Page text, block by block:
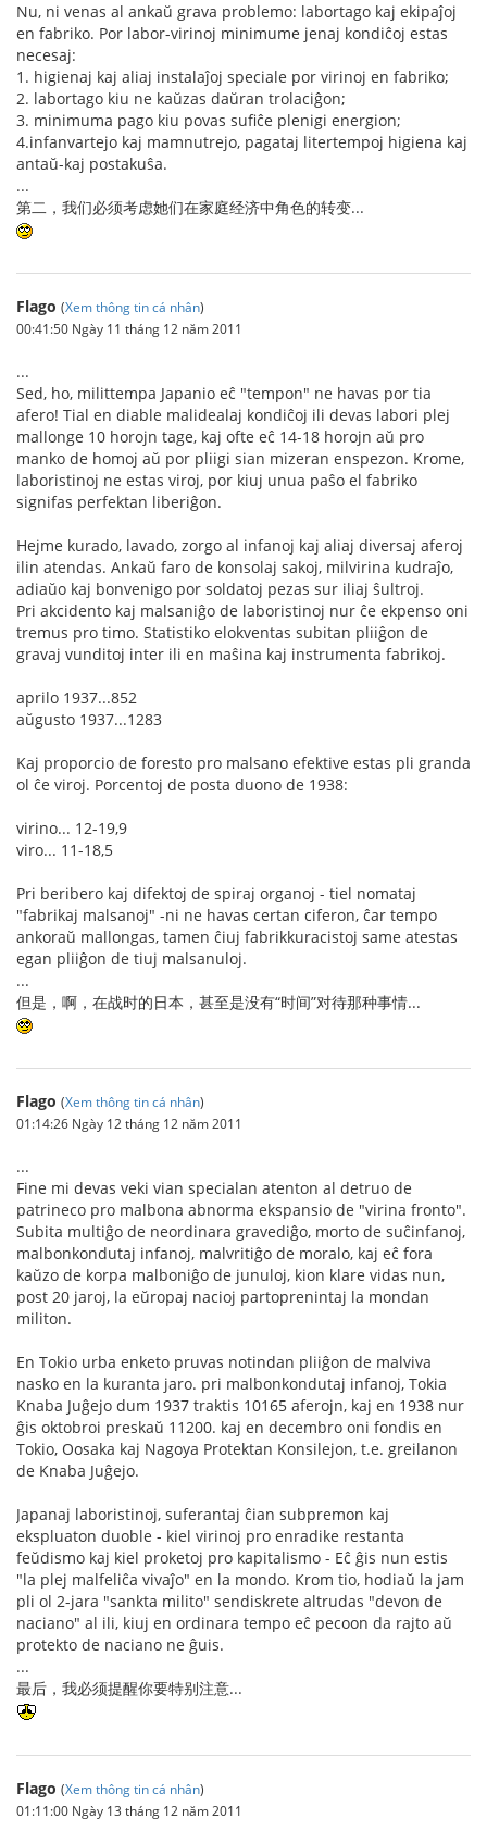
Nu, ni venas al ankaŭ grava problemo: labortago kaj ekipaĵoj
en fabriko. Por labor-virinoj minimume jenaj kondiĉoj estas
necesaj:
1. higienaj kaj aliaj instalaĵoj speciale por virinoj en fabriko;
2. labortago kiu ne kaŭzas daŭran trolaciĝon;
3. minimuma pago kiu povas sufiĉe plenigi energion;
4.infanvartejo kaj mamnutrejo, pagataj litertempoj higiena kaj
antaŭ-kaj postakuŝa.
...
第二，我们必须考虑她们在家庭经济中角色的转变...
Flago (Xem thông tin cá nhân)
00:41:50 Ngày 11 tháng 12 năm 2011
...
Sed, ho, milittempa Japanio eĉ "tempon" ne havas por tia
afero! Tial en diable malidealaj kondiĉoj ili devas labori plej
mallonge 10 horojn tage, kaj ofte eĉ 14-18 horojn aŭ pro
manko de homoj aŭ por pliigi sian mizeran enspezon. Krome,
laboristinoj ne estas viroj, por kiuj unua paŝo el fabriko
signifas perfektan liberiĝon.
Hejme kurado, lavado, zorgo al infanoj kaj aliaj diversaj aferoj
ilin atendas. Ankaŭ faro de konsolaj sakoj, milvirina kudraĵo,
adiaŭo kaj bonvenigo por soldatoj pezas sur iliaj ŝultroj.
Pri akcidento kaj malsaniĝo de laboristinoj nur ĉe ekpenso oni
tremus pro timo. Statistiko elokventas subitan pliiĝon de
gravaj vunditoj inter ili en maŝina kaj instrumenta fabrikoj.
aprilo 1937...852
aŭgusto 1937...1283
Kaj proporcio de foresto pro malsano efektive estas pli granda
ol ĉe viroj. Porcentoj de posta duono de 1938:
virino... 12-19,9
viro... 11-18,5
Pri beribero kaj difektoj de spiraj organoj - tiel nomataj
"fabrikaj malsanoj" -ni ne havas certan ciferon, ĉar tempo
ankoraŭ mallongas, tamen ĉiuj fabrikkuracistoj same atestas
egan pliiĝon de tiuj malsanuloj.
...
但是，啊，在战时的日本，甚至是没有“时间”对待那种事情...
Flago (Xem thông tin cá nhân)
01:14:26 Ngày 12 tháng 12 năm 2011
...
Fine mi devas veki vian specialan atenton al detruo de
patrineco pro malbona abnorma ekspansio de "virina fronto".
Subita multiĝo de neordinara gravediĝo, morto de suĉinfanoj,
malbonkondutaj infanoj, malvritiĝo de moralo, kaj eĉ fora
kaŭzo de korpa malboniĝo de junuloj, kion klare vidas nun,
post 20 jaroj, la eŭropaj nacioj partoprenintaj la mondan
militon.
En Tokio urba enketo pruvas notindan pliiĝon de malviva
nasko en la kuranta jaro. pri malbonkondutaj infanoj, Tokia
Knaba Juĝejo dum 1937 traktis 10165 aferojn, kaj en 1938 nur
ĝis oktobroi preskaŭ 11200. kaj en decembro oni fondis en
Tokio, Oosaka kaj Nagoya Protektan Konsilejon, t.e. greilanon
de Knaba Juĝejo.
Japanaj laboristinoj, suferantaj ĉian subpremon kaj
ekspluaton duoble - kiel virinoj pro enradike restanta
feŭdismo kaj kiel proketoj pro kapitalismo - Eĉ ĝis nun estis
"la plej malfeliĉa vivaĵo" en la mondo. Krom tio, hodiaŭ la jam
pli ol 2-jara "sankta milito" sendiskrete altrudas "devon de
naciano" al ili, kiuj en ordinara tempo eĉ pecoon da rajto aŭ
protekto de naciano ne ĝuis.
...
最后，我必须提醒你要特别注意...
Flago (Xem thông tin cá nhân)
01:11:00 Ngày 13 tháng 12 năm 2011